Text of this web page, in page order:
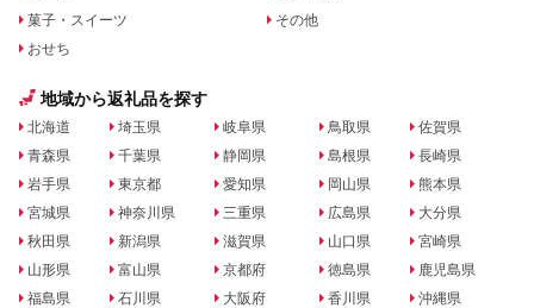
菓子・スイーツ
おせち
その他
地域から返礼品を探す
北海道
青森県
岩手県
宮城県
秋田県
山形県
福島県
埼玉県
千葉県
東京都
神奈川県
新潟県
富山県
石川県
岐阜県
静岡県
愛知県
三重県
滋賀県
京都府
大阪府
鳥取県
島根県
岡山県
広島県
山口県
徳島県
香川県
佐賀県
長崎県
熊本県
大分県
宮崎県
鹿児島県
沖縄県